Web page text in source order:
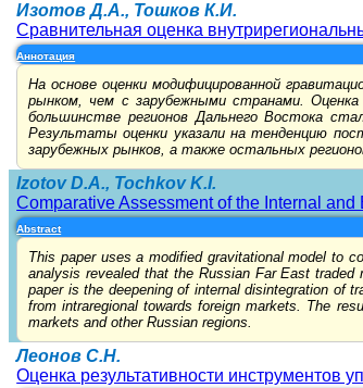
Изотов Д.А., Тошков К.И.
Сравнительная оценка
Аннотация
На основе оценки модифицированной
рынком, чем с зарубежными странами. Оценка
большинстве регионов Дальнего Востока
Результаты оценки указали на тенденцию
зарубежных рынков, а также остальных
Izotov D.A., Tochkov K.I.
Comparative Assessment of the Internal
Abstract
This paper uses a modified gravitational model to
analysis revealed that the Russian Far East
paper is the deepening of internal disintegration of
from intraregional towards foreign markets. The
markets and other Russian regions.
Леонов С.Н.
Оценка результативности инструментов